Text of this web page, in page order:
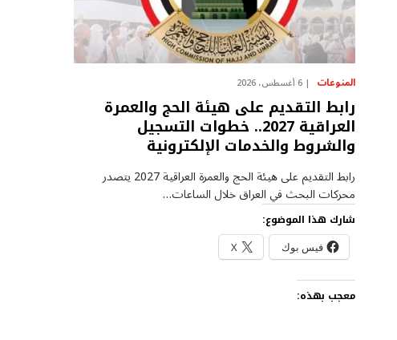
المنوعات 6 أغسطس، 2026
رابط التقديم على هيئة الحج والعمرة
العراقية 2027.. خطوات التسجيل
والشروط والخدمات الإلكترونية
رابط التقديم على هيئة الحج والعمرة العراقية 2027 يتصدر
محركات البحث في العراق خلال الساعات…
شارك هذا الموضوع:
فيس بوك X
معجب بهذه: